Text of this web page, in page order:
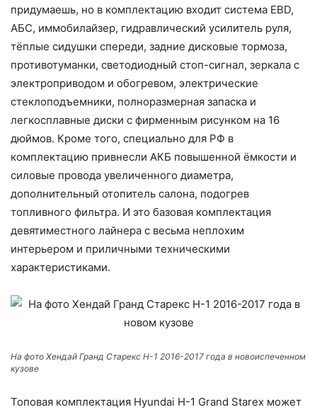
придумаешь, но в комплектацию входит система EBD,
АБС, иммобилайзер, гидравлический усилитель руля,
тёплые сидушки спереди, задние дисковые тормоза,
противотуманки, светодиодный стоп-сигнал, зеркала с
электроприводом и обогревом, электрические
стеклоподъемники, полноразмерная запаска и
легкосплавные диски с фирменным рисунком на 16
дюймов. Кроме того, специально для РФ в
комплектацию привнесли АКБ повышенной ёмкости и
силовые провода увеличенного диаметра,
дополнительный отопитель салона, подогрев
топливного фильтра. И это базовая комплектация
девятиместного лайнера с весьма неплохим
интерьером и приличными техническими
характеристиками.
На фото Хендай Гранд Старекс Н-1 2016-2017 года в новоиспеченном
кузове
Топовая комплектация Hyundai H-1 Grand Starex может